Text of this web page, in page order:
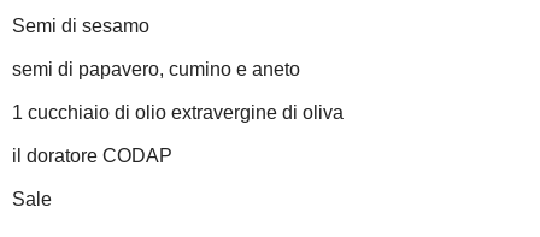
Semi di sesamo
semi di papavero, cumino e aneto
1 cucchiaio di olio extravergine di oliva
il doratore CODAP
Sale